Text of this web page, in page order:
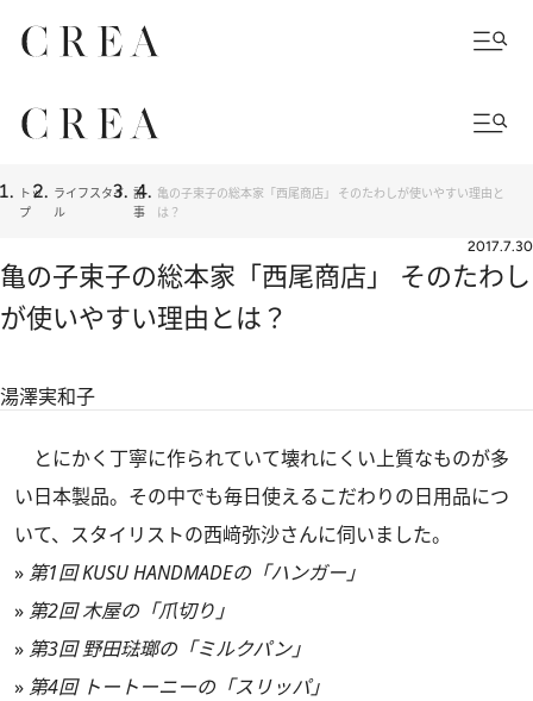
トッ
プ
ライフスタイ
ル
記
事
亀の子束子の総本家「西尾商店」 そのたわしが使いやすい理由と
は？
2017.7.30
亀の子束子の総本家「西尾商店」 そのたわし
が使いやすい理由とは？
湯澤実和子
とにかく丁寧に作られていて壊れにくい上質なものが多
い日本製品。その中でも毎日使えるこだわりの日用品につ
いて、スタイリストの西﨑弥沙さんに伺いました。
» 第1回 KUSU HANDMADEの「ハンガー」
» 第2回 木屋の「爪切り」
» 第3回 野田琺瑯の「ミルクパン」
» 第4回 トートーニーの「スリッパ」